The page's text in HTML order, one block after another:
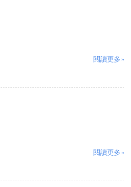
閱讀更多»
閱讀更多»